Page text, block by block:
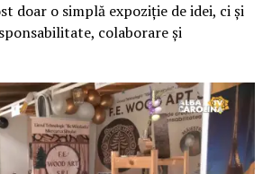
doar o simplă expoziție de idei, ci și
colaborare și